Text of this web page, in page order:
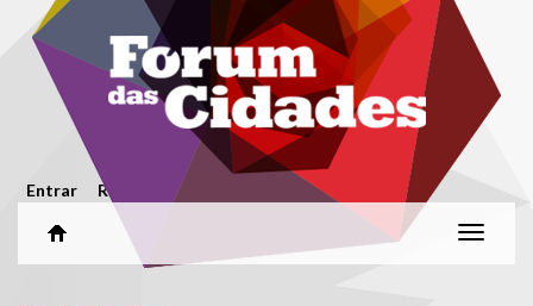
Passar para o conteúdo principal
Menu secundário
Entrar Registar
Alterar